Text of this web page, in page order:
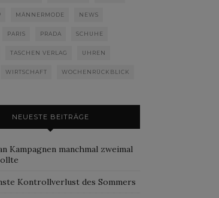
MÄNNERMODE NEWS
PARIS PRADA SCHUHE
TASCHEN VERLAG UHREN
WIRTSCHAFT WOCHENRÜCKBLICK
NEUESTE BEITRÄGE
Kampagnen manchmal zweimal
Kontrollverlust des Sommers